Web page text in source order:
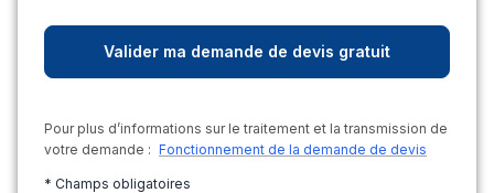
Pour plus d’informations sur le traitement et la transmission de
votre demande : Fonctionnement de la demande de devis
* Champs obligatoires